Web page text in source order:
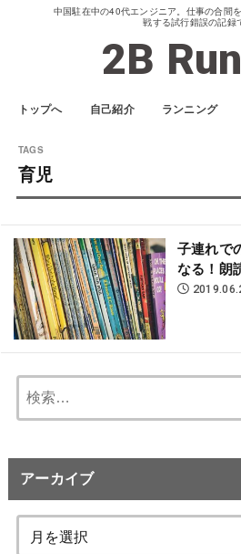
中国駐在中の40代エンジニア。仕事の合間
戦する試行錯誤の記録
2B
トップへ 自己紹介 ランニング
育児
子連れで
なる！朗
索:
アーカイブ